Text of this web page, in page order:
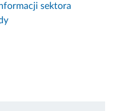
sektora